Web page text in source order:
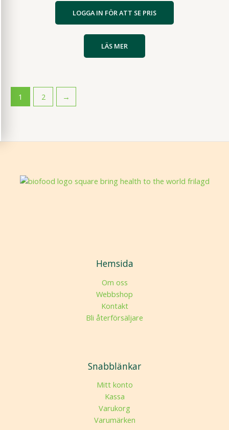
LOGGA IN FÖR ATT SE PRIS
LÄS MER
1 2 →
Hemsida
Om oss
Webbshop
Kontakt
Bli återförsäljare
Snabblänkar
Mitt konto
Kassa
Varukorg
Varumärken